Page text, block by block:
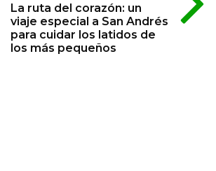
La ruta del corazón: un
viaje especial a San Andrés
para cuidar los latidos de
los más pequeños